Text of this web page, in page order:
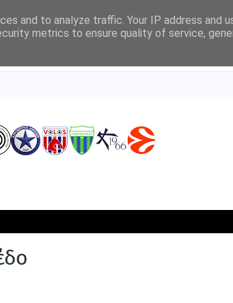
and to analyze traffic. Your IP address and
metrics to ensure quality of service,